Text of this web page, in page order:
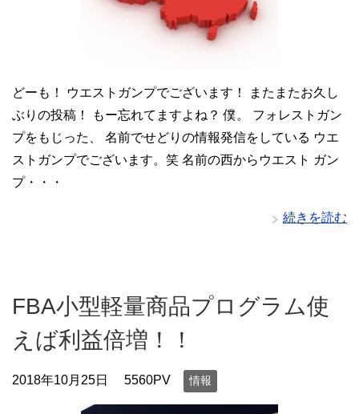
どーも！ ウエストガンプでございます！ またまたお久し
ぶりの投稿！ もー忘れてますよね？ 僕。 フォレストガン
プをもじった、 名前でせどりの情報発信をしている ウエ
ストガンプでございます。笑 名前の西からウエスト ガン
プ・・・
続きを読む
FBA小型軽量商品プログラム使
えば利益倍増！！
2018年10月25日 5560PV 情報